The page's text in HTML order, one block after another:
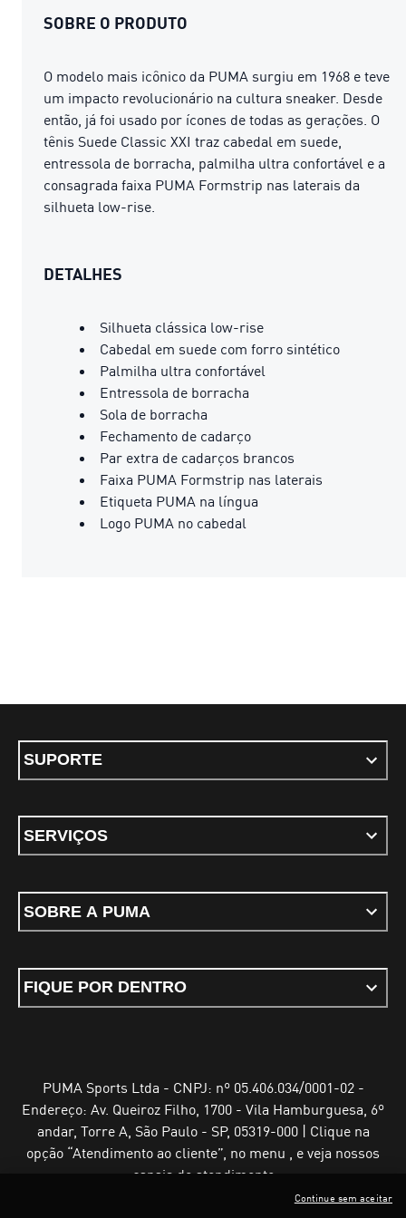
SOBRE O PRODUTO
O modelo mais icônico da PUMA surgiu em 1968 e teve
um impacto revolucionário na cultura sneaker. Desde
então, já foi usado por ícones de todas as gerações. O
tênis Suede Classic XXI traz cabedal em suede,
entressola de borracha, palmilha ultra confortável e a
consagrada faixa PUMA Formstrip nas laterais da
silhueta low-rise.
DETALHES
Silhueta clássica low-rise
Cabedal em suede com forro sintético
Palmilha ultra confortável
Entressola de borracha
Sola de borracha
Fechamento de cadarço
Par extra de cadarços brancos
Faixa PUMA Formstrip nas laterais
Etiqueta PUMA na língua
Logo PUMA no cabedal
SUPORTE
SERVIÇOS
SOBRE A PUMA
FIQUE POR DENTRO
PUMA Sports Ltda - CNPJ: nº 05.406.034/0001-02 -
Endereço: Av. Queiroz Filho, 1700 - Vila Hamburguesa, 6º
andar, Torre A, São Paulo - SP, 05319-000 | Clique na
opção “Atendimento ao cliente”, no menu , e veja nossos
canais de atendimento
Continue sem aceitar